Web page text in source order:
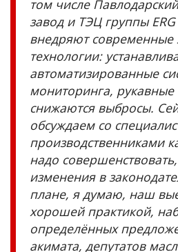
том числе
завод и ТЭЦ группы
внедряют современные
технологии:
автоматизированные
мониторинга,
снижаются выбросы.
обсуждаем со
производственниками
надо
изменения в
плане, я думаю, наш
хорошей практикой,
определённых
акимата, депутатов